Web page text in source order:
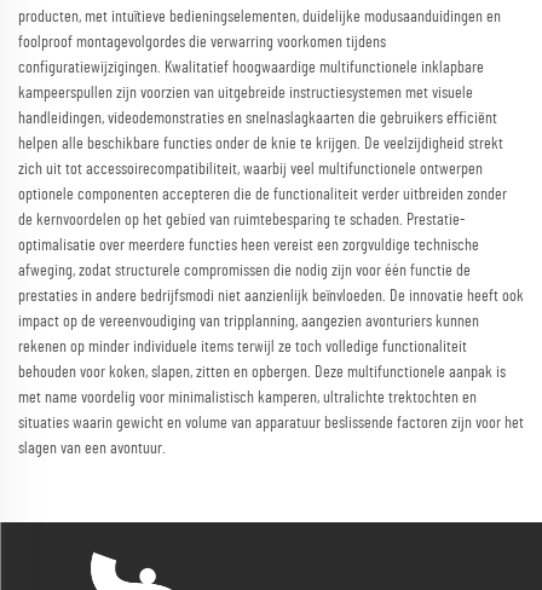
producten, met intuïtieve bedieningselementen, duidelijke modusaanduidingen en
foolproof montagevolgordes die verwarring voorkomen tijdens
configuratiewijzigingen. Kwalitatief hoogwaardige multifunctionele inklapbare
kampeerspullen zijn voorzien van uitgebreide instructiesystemen met visuele
handleidingen, videodemonstraties en snelnaslagkaarten die gebruikers efficiënt
helpen alle beschikbare functies onder de knie te krijgen. De veelzijdigheid strekt
zich uit tot accessoirecompatibiliteit, waarbij veel multifunctionele ontwerpen
optionele componenten accepteren die de functionaliteit verder uitbreiden zonder
de kernvoordelen op het gebied van ruimtebesparing te schaden. Prestatie-
optimalisatie over meerdere functies heen vereist een zorgvuldige technische
afweging, zodat structurele compromissen die nodig zijn voor één functie de
prestaties in andere bedrijfsmodi niet aanzienlijk beïnvloeden. De innovatie heeft ook
impact op de vereenvoudiging van tripplanning, aangezien avonturiers kunnen
rekenen op minder individuele items terwijl ze toch volledige functionaliteit
behouden voor koken, slapen, zitten en opbergen. Deze multifunctionele aanpak is
met name voordelig voor minimalistisch kamperen, ultralichte trektochten en
situaties waarin gewicht en volume van apparatuur beslissende factoren zijn voor het
slagen van een avontuur.